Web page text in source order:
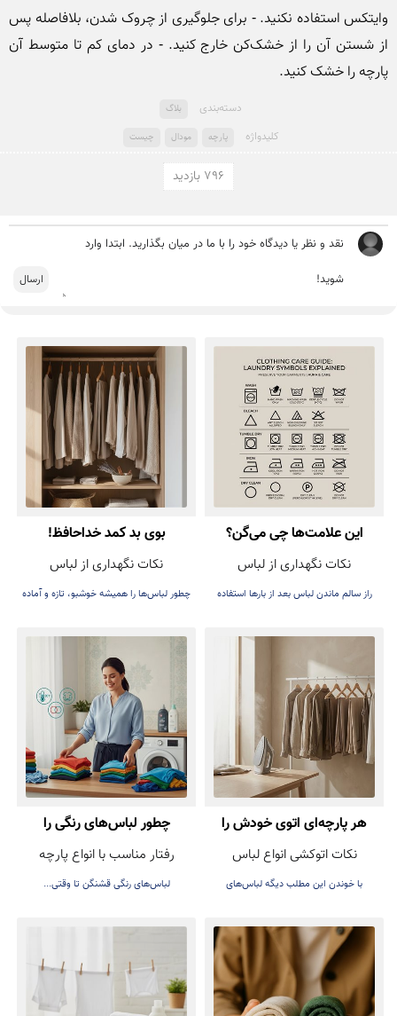
پارچه را خشک کنید.
دسته‌بندی بلاگ
کلید‌واژه پارچه مودال چیست
796 بازدید
این علامت‌ها چی می‌گن؟
نکات نگهداری از لباس
راز سالم ماندن لباس بعد از بارها استفاده
بوی بد کمد خداحافظ!
نکات نگهداری از لباس
چطور لباس‌ها را همیشه خوشبو، تازه و آماده
هر پارچه‌ای اتوی خودش را
دارد! راهنمای اتوکشی بدون
آسیب
نکات اتوکشی انواع لباس
با خوندن این مطلب دیگه لباس‌های
چطور لباس‌های رنگی را
بشوییم تا رنگشان نرود؟
رفتار مناسب با انواع پارچه
لباس‌های رنگی قشنگن تا وقتی...